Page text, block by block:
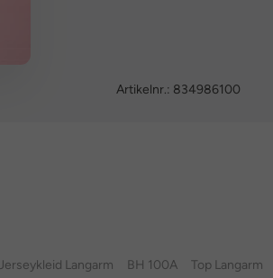
Artikelnr.: 834986100
Langarm BH 100A Top Langarm